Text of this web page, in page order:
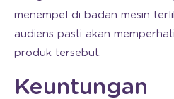
menempel di badan mesin
audiens pasti akan
produk tersebut.
Keuntungan